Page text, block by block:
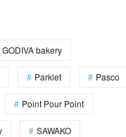
GODIVA bakery
Parklet Pasco
Point Pour Point
SAWAKO